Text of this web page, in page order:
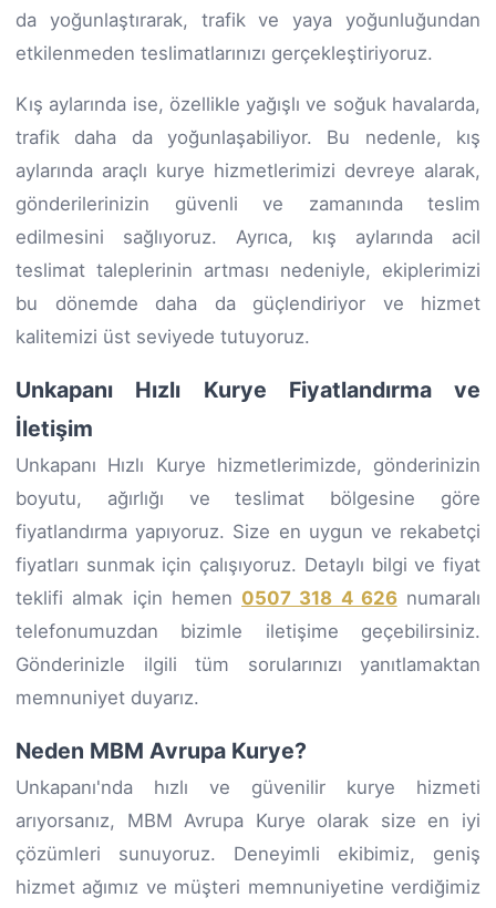
da yoğunlaştırarak, trafik ve yaya yoğunluğundan
etkilenmeden teslimatlarınızı gerçekleştiriyoruz.
Kış aylarında ise, özellikle yağışlı ve soğuk havalarda,
trafik daha da yoğunlaşabiliyor. Bu nedenle, kış
aylarında araçlı kurye hizmetlerimizi devreye alarak,
gönderilerinizin güvenli ve zamanında teslim
edilmesini sağlıyoruz. Ayrıca, kış aylarında acil
teslimat taleplerinin artması nedeniyle, ekiplerimizi
bu dönemde daha da güçlendiriyor ve hizmet
kalitemizi üst seviyede tutuyoruz.
Unkapanı Hızlı Kurye Fiyatlandırma ve
İletişim
Unkapanı Hızlı Kurye hizmetlerimizde, gönderinizin
boyutu, ağırlığı ve teslimat bölgesine göre
fiyatlandırma yapıyoruz. Size en uygun ve rekabetçi
fiyatları sunmak için çalışıyoruz. Detaylı bilgi ve fiyat
teklifi almak için hemen 0507 318 4 626numaralı
telefonumuzdan bizimle iletişime geçebilirsiniz.
Gönderinizle ilgili tüm sorularınızı yanıtlamaktan
memnuniyet duyarız.
Neden MBM Avrupa Kurye?
Unkapanı'nda hızlı ve güvenilir kurye hizmeti
arıyorsanız, MBM Avrupa Kurye olarak size en iyi
çözümleri sunuyoruz. Deneyimli ekibimiz, geniş
hizmet ağımız ve müşteri memnuniyetine verdiğimiz